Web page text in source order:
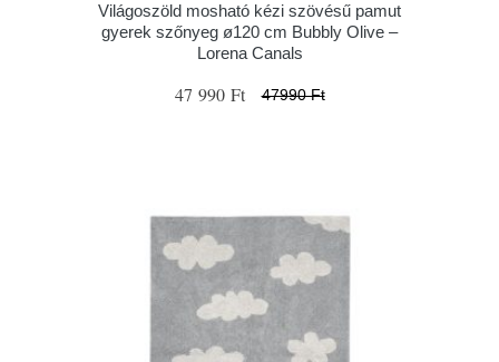
Világoszöld mosható kézi szövésű pamut
gyerek szőnyeg ø120 cm Bubbly Olive –
Lorena Canals
47 990 Ft 47990 Ft